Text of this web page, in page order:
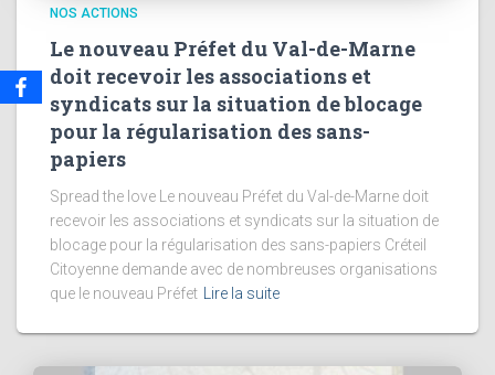
NOS ACTIONS
Le nouveau Préfet du Val-de-Marne
doit recevoir les associations et
syndicats sur la situation de blocage
pour la régularisation des sans-
papiers
Spread the love Le nouveau Préfet du Val-de-Marne doit
recevoir les associations et syndicats sur la situation de
blocage pour la régularisation des sans-papiers Créteil
Citoyenne demande avec de nombreuses organisations
que le nouveau Préfet
Lire la suite